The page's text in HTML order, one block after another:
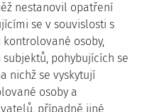
nestanovil opatření
se v souvislosti s
osoby,
pohybujících se
nichž se vyskytují
osoby a
případně jiné